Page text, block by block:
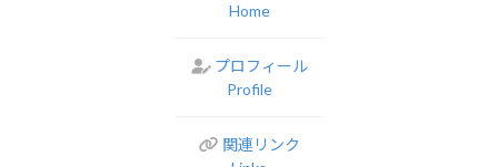
Home
プロフィール
Profile
関連リンク